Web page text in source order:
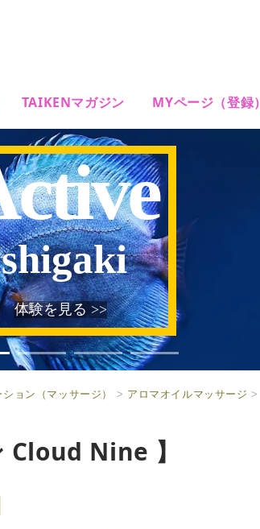
TAIKENマガジン MYページ（登録）
体験を見る >>
ョン（マッサージ） > アロマオイルマッサージ >
Cloud Nine 】